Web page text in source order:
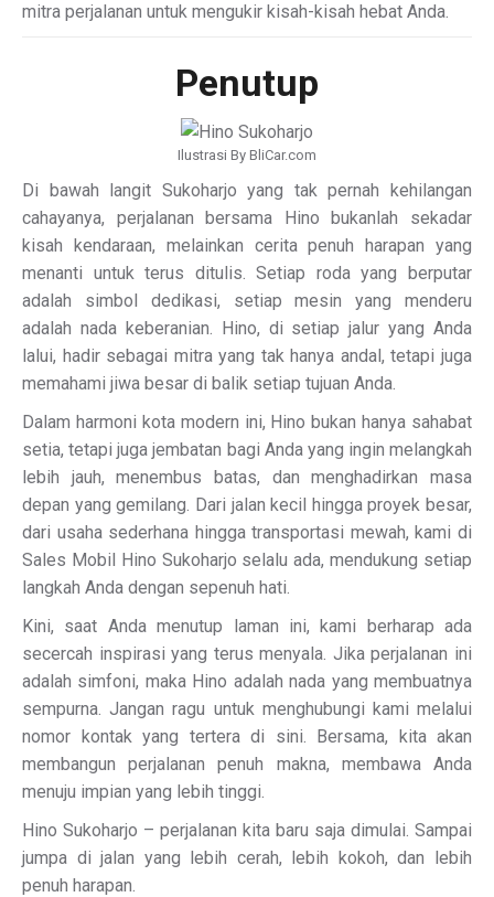
mitra perjalanan untuk mengukir kisah-kisah hebat Anda.
Penutup
Ilustrasi By BliCar.com
Di bawah langit Sukoharjo yang tak pernah kehilangan
cahayanya, perjalanan bersama Hino bukanlah sekadar
kisah kendaraan, melainkan cerita penuh harapan yang
menanti untuk terus ditulis. Setiap roda yang berputar
adalah simbol dedikasi, setiap mesin yang menderu
adalah nada keberanian. Hino, di setiap jalur yang Anda
lalui, hadir sebagai mitra yang tak hanya andal, tetapi juga
memahami jiwa besar di balik setiap tujuan Anda.
Dalam harmoni kota modern ini, Hino bukan hanya sahabat
setia, tetapi juga jembatan bagi Anda yang ingin melangkah
lebih jauh, menembus batas, dan menghadirkan masa
depan yang gemilang. Dari jalan kecil hingga proyek besar,
dari usaha sederhana hingga transportasi mewah, kami di
Sales Mobil Hino Sukoharjo selalu ada, mendukung setiap
langkah Anda dengan sepenuh hati.
Kini, saat Anda menutup laman ini, kami berharap ada
secercah inspirasi yang terus menyala. Jika perjalanan ini
adalah simfoni, maka Hino adalah nada yang membuatnya
sempurna. Jangan ragu untuk menghubungi kami melalui
nomor kontak yang tertera di sini. Bersama, kita akan
membangun perjalanan penuh makna, membawa Anda
menuju impian yang lebih tinggi.
Hino Sukoharjo – perjalanan kita baru saja dimulai. Sampai
jumpa di jalan yang lebih cerah, lebih kokoh, dan lebih
penuh harapan.